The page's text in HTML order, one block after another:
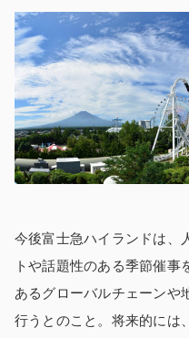
今後富士急ハイランドは、
トや話題性のある季節催
あるグローバルチェーンや
行うとのこと。将来的には